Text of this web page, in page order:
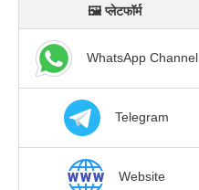
🖼 प्लेटफॉर्म
WhatsApp Channel
Telegram
Website